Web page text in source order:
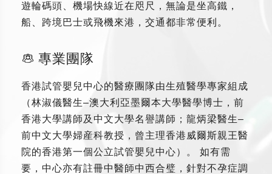
遊輪碼頭、機場快線近在咫尺，無論是坐高鐵，
船、跨境巴士或飛機來港，交通都非常便利。
專業團隊
香港試管嬰兒中心的醫療團隊由生殖醫學專家組成
（林淑儀醫生–澳大利亞墨爾本大學醫學博士，前
香港大學講師及中文大學名譽講師；龍炳梁醫生–
前中文大學婦産科教授，曾主理香港威爾斯親王醫
院的香港第一個公立試管嬰兒中心）。 如有需
要，中心亦有註冊中醫師中西合璧，針對不孕症調